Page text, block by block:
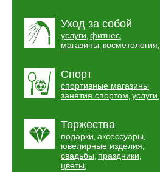
Уход за собой
услуги, фитнес,
магазины, косметология,
Спорт
спортивные магазины,
занятия спортом, услуги,
Торжества
подарки, аксессуары,
ювелирные изделия,
свадьбы, праздники,
цветы,